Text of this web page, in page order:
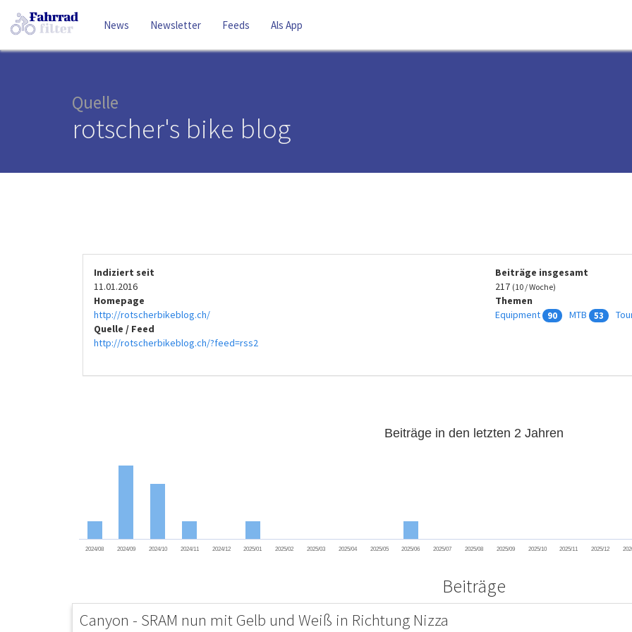
News Newsletter Feeds Als App
Quelle
rotscher's bike blog
Indiziert seit
11.01.2016
Homepage
http://rotscherbikeblog.ch/
Quelle / Feed
http://rotscherbikeblog.ch/?feed=rss2
Beiträge insgesamt
217 (10 / Woche)
Themen
Equipment
90 MTB 53
Beiträge in den letzten 2 Jahren
2024/08 2024/09 2024/10 2024/11 2024/12 2025/01 2025/02 2025/03 2025/04 2025/05 2025/06 2025/07 2025/08 2025/09 2025/10 2025/11 2025/12
Beiträge
Canyon - SRAM nun mit Gelb und Weiß in Richtung Nizza